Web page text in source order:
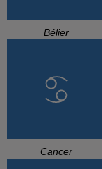
Bélier
Cancer